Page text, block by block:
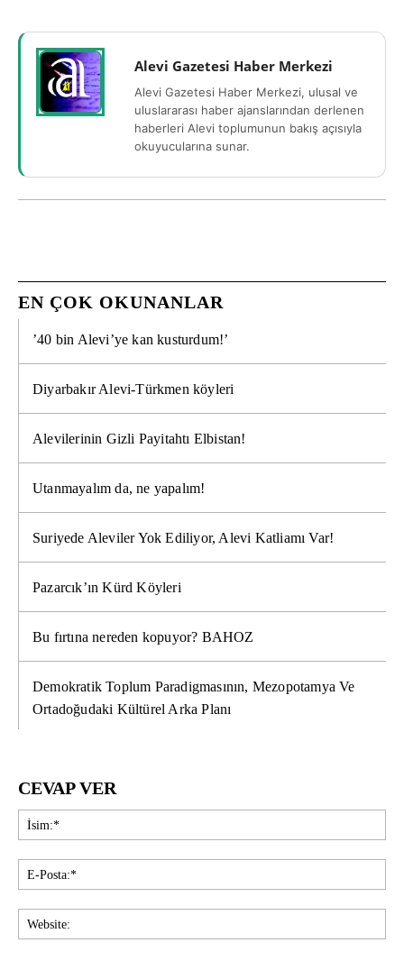
Alevi Gazetesi Haber Merkezi
Alevi Gazetesi Haber Merkezi, ulusal ve
uluslararası haber ajanslarından derlenen
haberleri Alevi toplumunun bakış açısıyla
okuyucularına sunar.
EN ÇOK OKUNANLAR
’40 bin Alevi’ye kan kusturdum!’
Diyarbakır Alevi-Türkmen köyleri
Alevilerinin Gizli Payitahtı Elbistan!
Utanmayalım da, ne yapalım!
Suriyede Aleviler Yok Ediliyor, Alevi Katliamı Var!
Pazarcık’ın Kürd Köyleri
Bu fırtına nereden kopuyor? BAHOZ
Demokratik Toplum Paradigmasının, Mezopotamya Ve
Ortadoğudaki Kültürel Arka Planı
CEVAP VER